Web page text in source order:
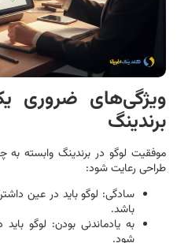
ویژگی‌های ضروری
برندینگ
موفقیت لوگو در برندینگ وابسته
طراحی رعایت شود:
سادگی: لوگو باید در عین
باشد.
به یادماندنی بودن: لوگو